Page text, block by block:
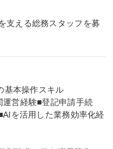
支える総務スタッフを募
基本操作スキル
運営経験■登記申請手続
を活用した業務効率化経